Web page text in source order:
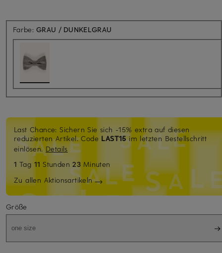
Farbe:GRAU / DUNKELGRAU
Last Chance: Sichern Sie sich -15% extra auf diesen
reduzierten Artikel. Code LAST15im letzten Bestellschritt
einlösen.Details
1 Tag 11 Stunden23 Minuten
Zu allen Aktionsartikeln
Größe
one size